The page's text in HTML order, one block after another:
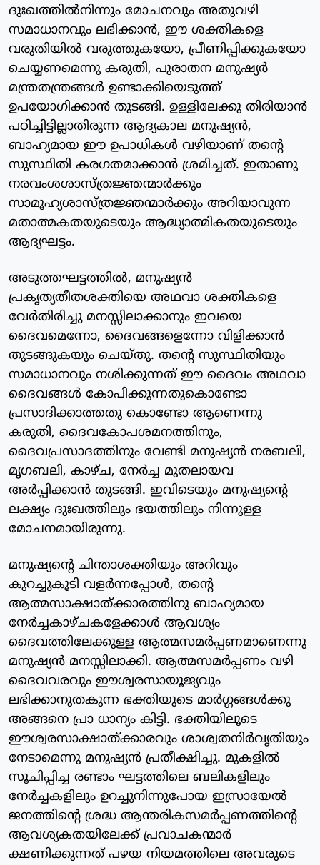
ദുഃഖത്തില്‍നിന്നും മോചനവും അതുവഴി
സമാധാനവും ലഭിക്കാന്‍, ഈ ശക്തികളെ
വരുതിയില്‍ വരുത്തുകയോ, പ്രീണിപ്പിക്കുകയോ
ചെയ്യണമെന്നു കരുതി, പുരാതന മനുഷ്യര്‍
മന്ത്രതന്ത്രങ്ങള്‍ ഉണ്ടാക്കിയെടുത്ത്
ഉപയോഗിക്കാന്‍ തുടങ്ങി. ഉള്ളിലേക്കു തിരിയാന്‍
പഠിച്ചിട്ടില്ലാതിരുന്ന ആദ്യകാല മനുഷ്യന്‍,
ബാഹ്യമായ ഈ ഉപാധികള്‍ വഴിയാണ് തന്റെ
സുസ്ഥിതി കരഗതമാക്കാന്‍ ശ്രമിച്ചത്. ഇതാണു
നരവംശശാസ്ത്രജ്ഞന്മാര്‍ക്കും
സാമൂഹ്യശാസ്ത്രജ്ഞന്മാര്‍ക്കും അറിയാവുന്ന
മതാത്മകതയുടെയും ആദ്ധ്യാത്മികതയുടെയും
ആദ്യഘട്ടം.
അടുത്തഘട്ടത്തില്‍, മനുഷ്യന്‍
പ്രകൃത്യതീതശക്തിയെ അഥവാ ശക്തികളെ
വേര്‍തിരിച്ചു മനസ്സിലാക്കാനും ഇവയെ
ദൈവമെന്നോ, ദൈവങ്ങളെന്നോ വിളിക്കാന്‍
തുടങ്ങുകയും ചെയ്തു. തന്റെ സുസ്ഥിതിയും
സമാധാനവും നശിക്കുന്നത് ഈ ദൈവം അഥവാ
ദൈവങ്ങള്‍ കോപിക്കുന്നതുകൊണ്ടോ
പ്രസാദിക്കാത്തതു കൊണ്ടോ ആണെന്നു
കരുതി, ദൈവകോപശമനത്തിനും,
ദൈവപ്രസാദത്തിനും വേണ്ടി മനുഷ്യന്‍ നരബലി,
മൃഗബലി, കാഴ്ച, നേര്‍ച്ച മുതലായവ
അര്‍പ്പിക്കാന്‍ തുടങ്ങി. ഇവിടെയും മനുഷ്യന്റെ
ലക്ഷ്യം ദുഃഖത്തിലും ഭയത്തിലും നിന്നുള്ള
മോചനമായിരുന്നു.
മനുഷ്യന്റെ ചിന്താശക്തിയും അറിവും
കുറച്ചുകൂടി വളര്‍ന്നപ്പോള്‍, തന്റെ
ആത്മസാക്ഷാത്ക്കാരത്തിനു ബാഹ്യമായ
നേര്‍ച്ചകാഴ്ചകളേക്കാള്‍ ആവശ്യം
ദൈവത്തിലേക്കുള്ള ആത്മസമര്‍പ്പണമാണെന്നു
മനുഷ്യന്‍ മനസ്സിലാക്കി. ആത്മസമര്‍പ്പണം വഴി
ദൈവവരവും ഈശ്വരസായൂജ്യവും
ലഭിക്കാനുതകുന്ന ഭക്തിയുടെ മാര്‍ഗ്ഗങ്ങള്‍ക്കു
അങ്ങനെ പ്രാ ധാന്യം കിട്ടി. ഭക്തിയിലൂടെ
ഈശ്വരസാക്ഷാത്ക്കാരവും ശാശ്വതനിര്‍വൃതിയും
നേടാമെന്നു മനുഷ്യന്‍ പ്രതീക്ഷിച്ചു. മുകളില്‍
സൂചിപ്പിച്ച രണ്ടാം ഘട്ടത്തിലെ ബലികളിലും
നേര്‍ച്ചകളിലും ഉറച്ചുനിന്നുപോയ ഇസ്രായേല്‍
ജനത്തിന്റെ ശ്രദ്ധ ആന്തരികസമര്‍പ്പണത്തിന്റെ
ആവശ്യകതയിലേക്ക് പ്രവാചകന്മാര്‍
ക്ഷണിക്കുന്നത് പഴയ നിയമത്തിലെ അവരുടെ